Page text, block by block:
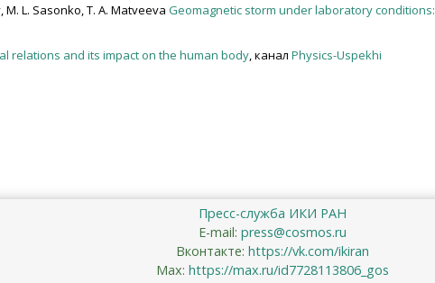
M. L. Sasonko, T. A. Matveeva Geomagnetic storm under laboratory conditions:
relations and its impact on the human body, канал Physics-Uspekhi
Пресс-служба ИКИ РАН
E-mail: press@cosmos.ru
Вконтакте: https://vk.com/ikiran
Max: https://max.ru/id7728113806_gos